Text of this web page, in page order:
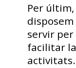
Per
servir
facilitar
activitats.